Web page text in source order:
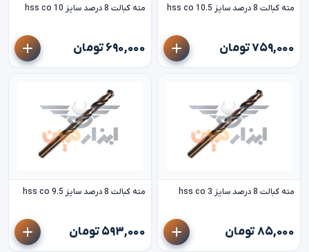
مته کبالت 8 درصد سایز 10.5 hss co
۷۵۹,۰۰۰ تومان
مته کبالت 8 درصد سایز 10 hss co
۶۹۰,۰۰۰ تومان
مته کبالت 8 درصد سایز 3 hss co
۸۵,۰۰۰ تومان
مته کبالت 8 درصد سایز 9.5 hss co
۵۹۳,۰۰۰ تومان